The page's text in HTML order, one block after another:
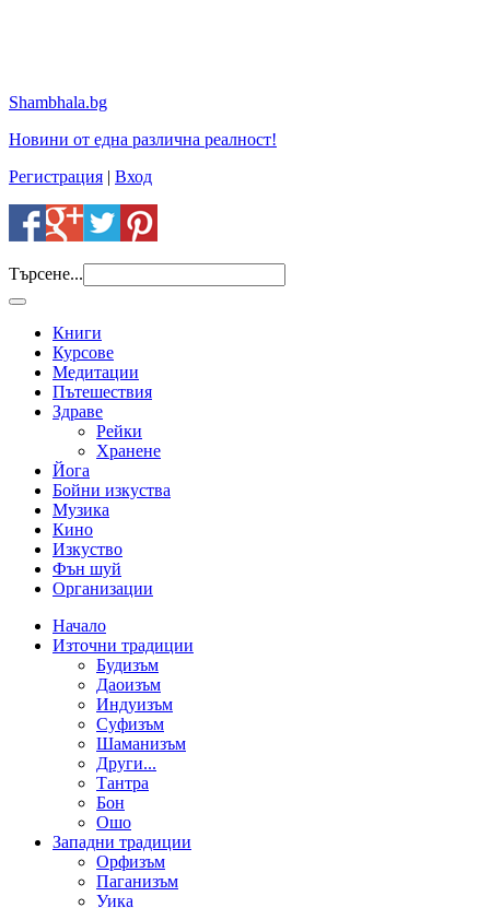
Shambhala.bg
Новини от една различна реалност!
Регистрация | Вход
Търсене...
Книги
Курсове
Медитации
Пътешествия
Здраве
Рейки
Хранене
Йога
Бойни изкуства
Музика
Кино
Изкуство
Фън шуй
Организации
Начало
Източни традиции
Будизъм
Даоизъм
Индуизъм
Суфизъм
Шаманизъм
Други...
Тантра
Бон
Ошо
Западни традиции
Орфизъм
Паганизъм
Уика